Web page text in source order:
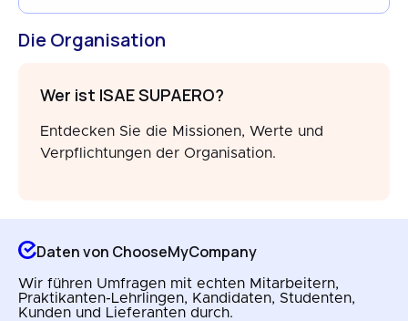
Die Organisation
Wer ist ISAE SUPAERO?
Entdecken Sie die Missionen, Werte und
Verpflichtungen der Organisation.
Daten von ChooseMyCompany
Wir führen Umfragen mit echten Mitarbeitern,
Praktikanten-Lehrlingen, Kandidaten, Studenten,
Kunden und Lieferanten durch.